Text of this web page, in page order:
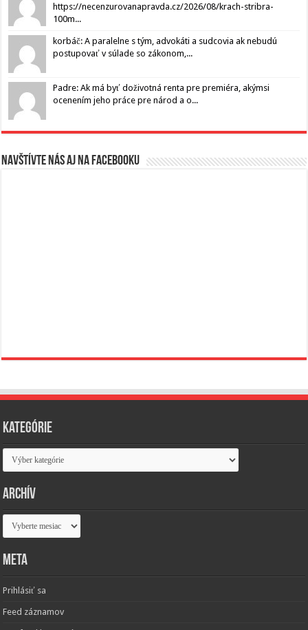
https://necenzurovanapravda.cz/2026/08/krach-stribra-
100m...
korbáč: A paralelne s tým, advokáti a sudcovia ak nebudú
postupovať v súlade so zákonom,...
Padre: Ak má byť doživotná renta pre premiéra, akýmsi
ocenením jeho práce pre národ a o...
Navštívte nás aj na Facebooku
Kategórie
Kategórie
Archív
Archív
Meta
Prihlásiť sa
Feed záznamov